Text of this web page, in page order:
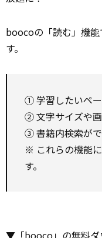
boocoの「読む」 機能
す。
① 学習したいペ
② 文字サイズや
③ 書籍内検索が
※ これらの機能
す。
▼「booco」の無料ダ